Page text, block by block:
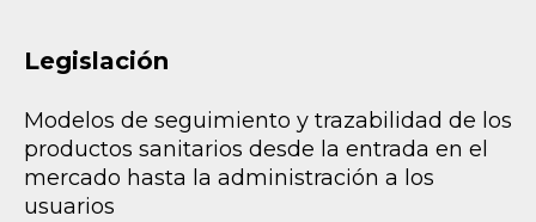
Legislación
Modelos de seguimiento y trazabilidad de los
productos sanitarios desde la entrada en el
mercado hasta la administración a los
usuarios